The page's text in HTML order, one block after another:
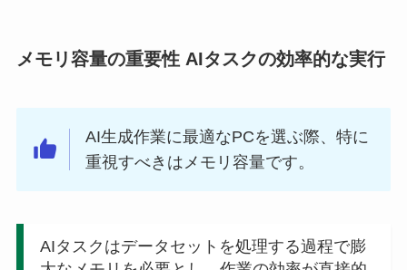
メモリ容量の重要性 AIタスクの効率的な実行
AI生成作業に最適なPCを選ぶ際、特に
重視すべきはメモリ容量です。
AIタスクはデータセットを処理する過程で膨